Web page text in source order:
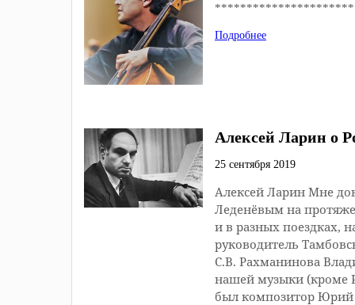
Подробнее
Алексей Ларин о
25 сентября 2019
Алексей Ларин Мне
Леденёвым на
и в разных поездках,
руководитель
С.В. Рахманинова
нашей музыки (кроме
был композитор